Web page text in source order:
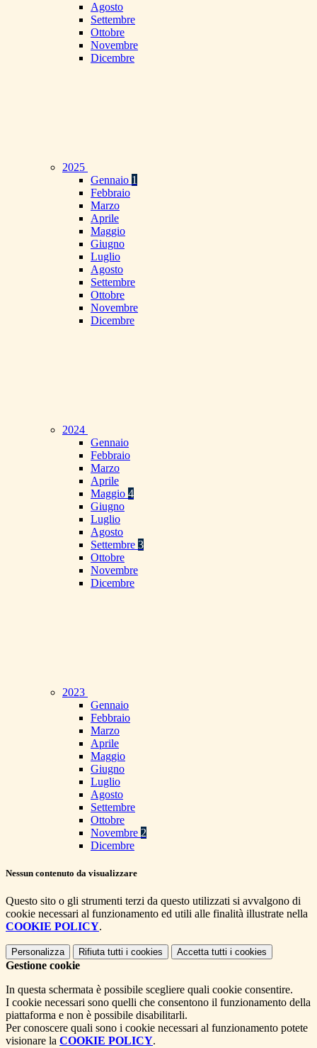
Agosto
Settembre
Ottobre
Novembre
Dicembre
2025
Gennaio 1
Febbraio
Marzo
Aprile
Maggio
Giugno
Luglio
Agosto
Settembre
Ottobre
Novembre
Dicembre
2024
Gennaio
Febbraio
Marzo
Aprile
Maggio 4
Giugno
Luglio
Agosto
Settembre 3
Ottobre
Novembre
Dicembre
2023
Gennaio
Febbraio
Marzo
Aprile
Maggio
Giugno
Luglio
Agosto
Settembre
Ottobre
Novembre 2
Dicembre
Nessun contenuto da visualizzare
Questo sito o gli strumenti terzi da questo utilizzati si avvalgono di
cookie necessari al funzionamento ed utili alle finalità illustrate nella
COOKIE POLICY.
Personalizza Rifiuta tutti i cookies Accetta tutti i cookies
Gestione cookie
In questa schermata è possibile scegliere quali cookie consentire.
I cookie necessari sono quelli che consentono il funzionamento della
piattaforma e non è possibile disabilitarli.
Per conoscere quali sono i cookie necessari al funzionamento potete
visionare la COOKIE POLICY.